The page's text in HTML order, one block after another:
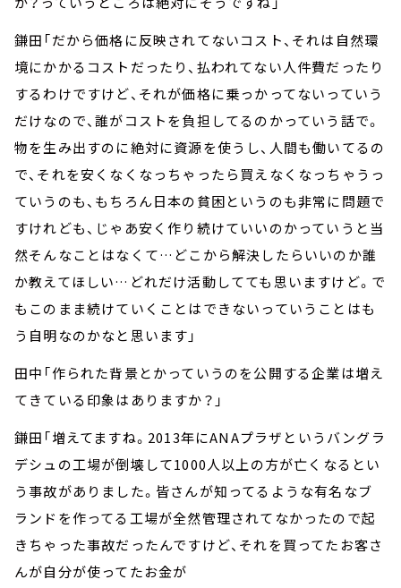
鎌田「だから価格に反映されてないコスト、それは自然環
境にかかるコストだったり、払われてない人件費だったり
するわけですけど、それが価格に乗っかってないっていう
だけなので、誰がコストを負担してるのかっていう話で。
物を生み出すのに絶対に資源を使うし、人間も働いてるの
で、それを安くなくなっちゃったら買えなくなっちゃうっ
ていうのも、もちろん日本の貧困というのも非常に問題で
すけれども、じゃあ安く作り続けていいのかっていうと当
然そんなことはなくて…どこから解決したらいいのか誰
か教えてほしい…どれだけ活動してても思いますけど。で
もこのまま続けていくことはできないっていうことはも
う自明なのかなと思います」
田中「作られた背景とかっていうのを公開する企業は増え
てきている印象はありますか？」
鎌田「増えてますね。2013年にANAプラザというバングラ
デシュの工場が倒壊して1000人以上の方が亡くなるとい
う事故がありました。皆さんが知ってるような有名なブ
ランドを作ってる工場が全然管理されてなかったので起
きちゃった事故だったんですけど、それを買ってたお客さ
んが自分が使ってたお金が